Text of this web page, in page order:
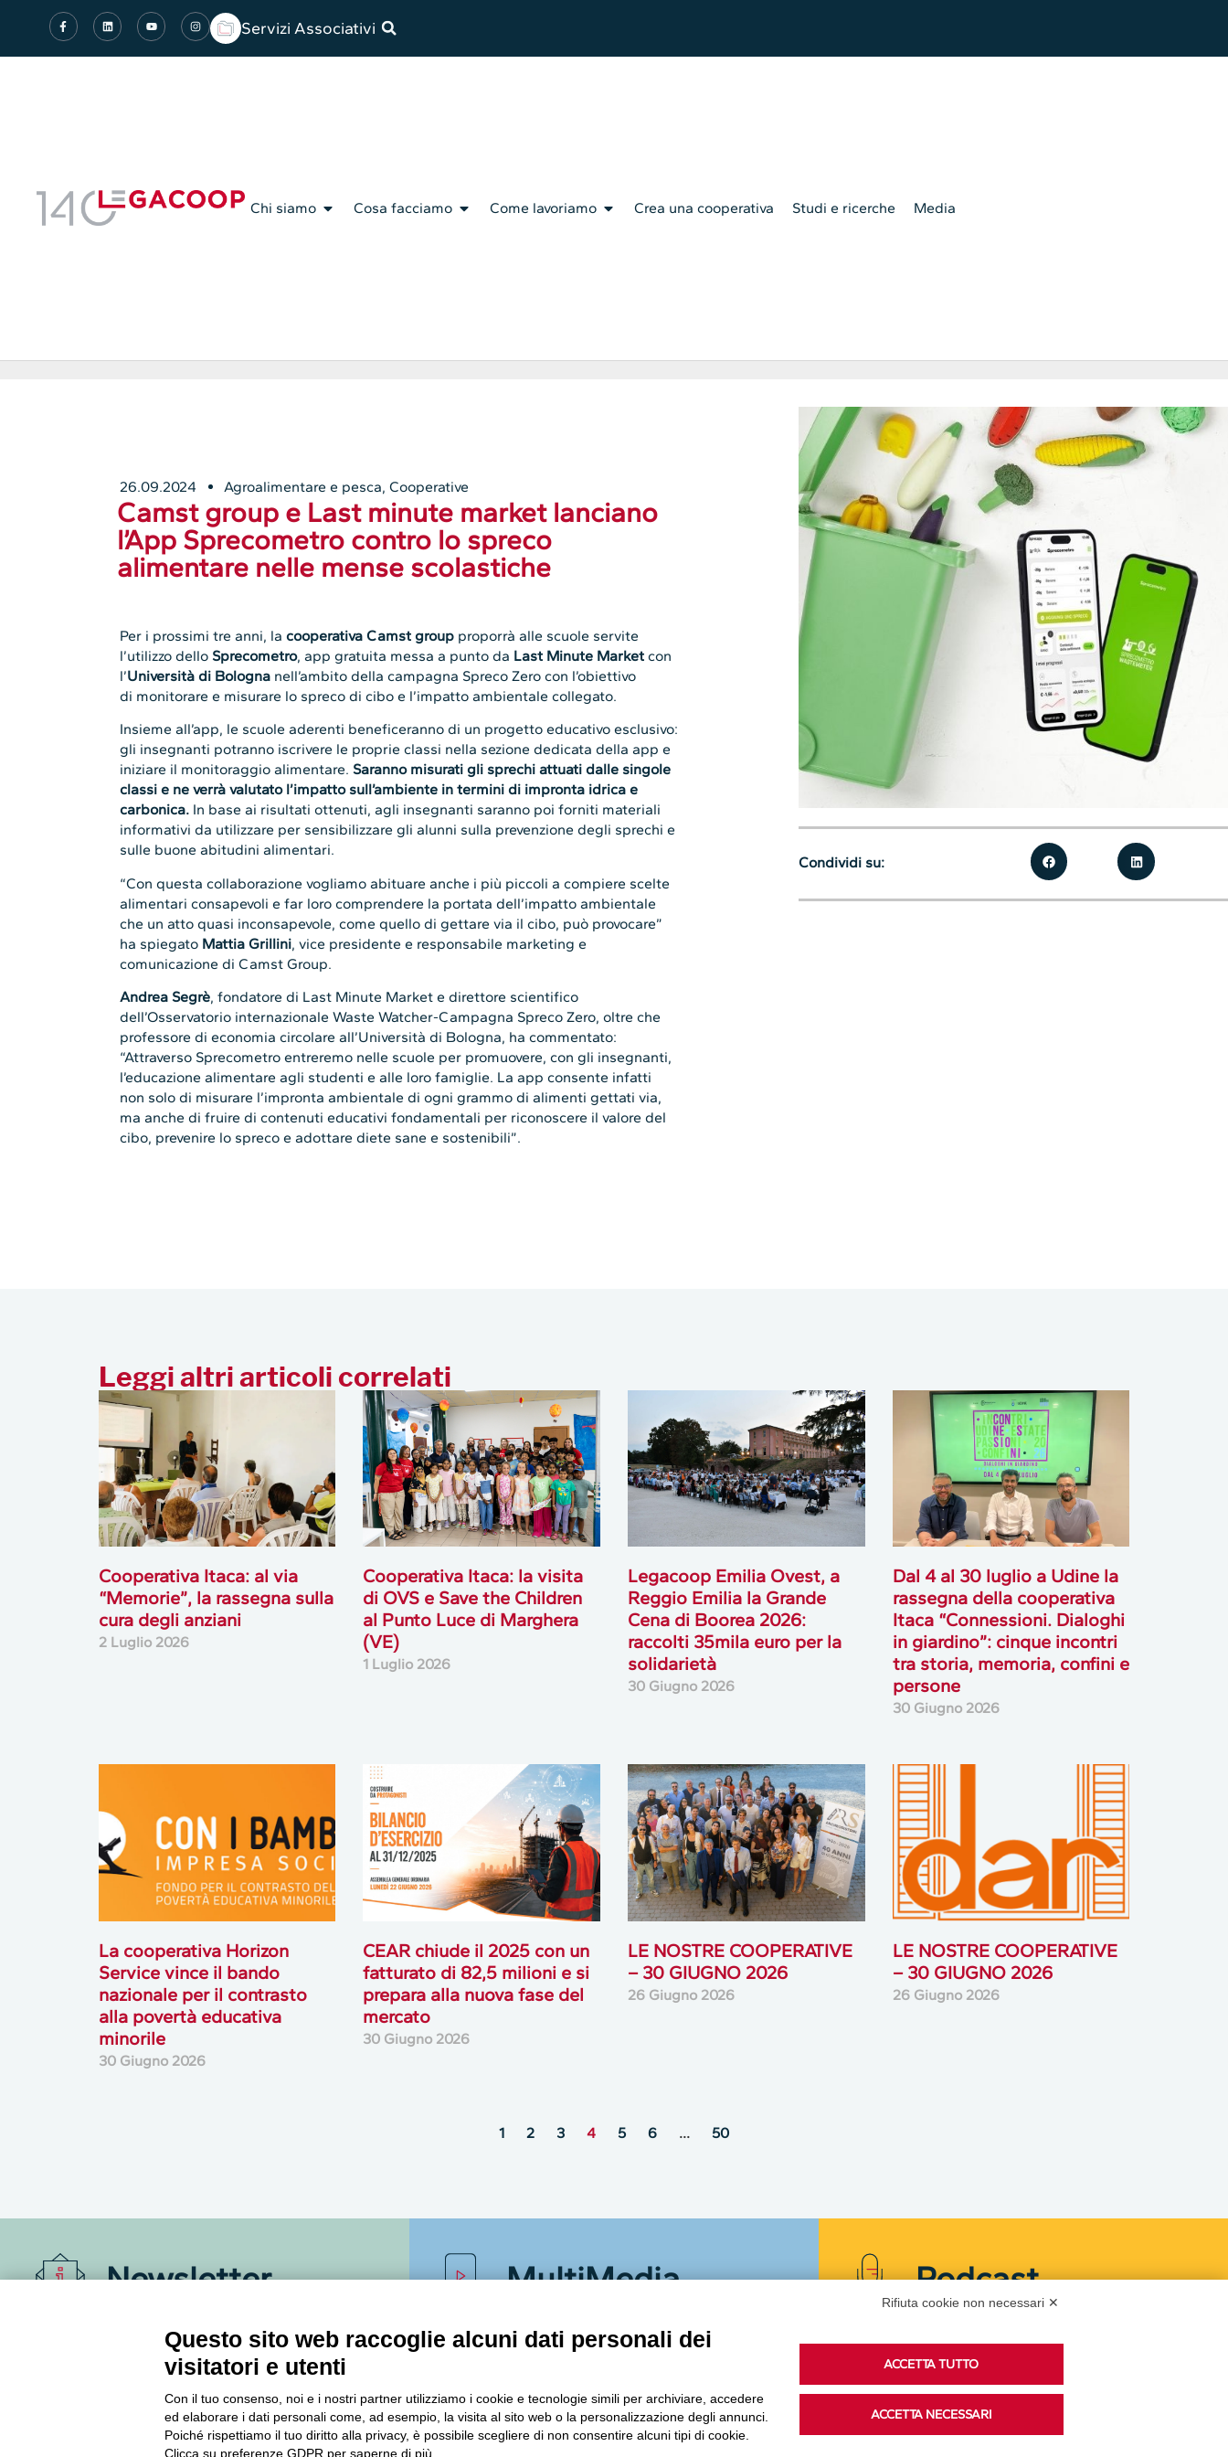
Servizi Associativi
Chi siamo Cosa facciamo Come lavoriamo Crea una cooperativa Studi e ricerche Media
26.09.2024 Agroalimentare e pesca,Cooperative
Camst group e Last minute market lanciano
l’App Sprecometro contro lo spreco
alimentare nelle mense scolastiche
Per i prossimi tre anni, lacooperativa Camst group proporrà alle scuole servite
l’utilizzo dello Sprecometro, app gratuita messa a punto da Last Minute Marketcon
l’Università di Bologna nell’ambito della campagna Spreco Zero con l’obiettivo
di monitorare e misurare lo spreco di cibo e l’impatto ambientale collegato.
Insieme all’app, le scuole aderenti beneficeranno di un progetto educativo esclusivo:
gli insegnanti potranno iscrivere le proprie classi nella sezione dedicata della app e
iniziare il monitoraggio alimentare. Saranno misurati gli sprechi attuati dalle singole
classi e ne verrà valutato l’impatto sull’ambiente in termini di impronta idrica e
carbonica. In base ai risultati ottenuti, agli insegnanti saranno poi forniti materiali
informativi da utilizzare per sensibilizzare gli alunni sulla prevenzione degli sprechi e
sulle buone abitudini alimentari.
“Con questa collaborazione vogliamo abituare anche i più piccoli a compiere scelte
alimentari consapevoli e far loro comprendere la portata dell’impatto ambientale
che un atto quasi inconsapevole, come quello di gettare via il cibo, può provocare”
ha spiegato Mattia Grillini, vice presidente e responsabile marketing e
comunicazione di Camst Group.
Andrea Segrè, fondatore di Last Minute Market e direttore scientifico
dell’Osservatorio internazionale Waste Watcher-Campagna Spreco Zero, oltre che
professore di economia circolare all’Università di Bologna, ha commentato:
“Attraverso Sprecometro entreremo nelle scuole per promuovere, con gli insegnanti,
l’educazione alimentare agli studenti e alle loro famiglie. La app consente infatti
non solo di misurare l’impronta ambientale di ogni grammo di alimenti gettati via,
ma anche di fruire di contenuti educativi fondamentali per riconoscere il valore del
cibo, prevenire lo spreco e adottare diete sane e sostenibili”.
Condividi su:
Leggi altri articoli correlati
Cooperativa Itaca: al via
“Memorie”, la rassegna sulla
cura degli anziani
2 Luglio 2026
Cooperativa Itaca: la visita
di OVS e Save the Children
al Punto Luce di Marghera
(VE)
1 Luglio 2026
Legacoop Emilia Ovest, a
Reggio Emilia la Grande
Cena di Boorea 2026:
raccolti 35mila euro per la
solidarietà
30 Giugno 2026
Dal 4 al 30 luglio a Udine la
rassegna della cooperativa
Itaca “Connessioni. Dialoghi
in giardino”: cinque incontri
tra storia, memoria, confini e
persone
30 Giugno 2026
La cooperativa Horizon
Service vince il bando
nazionale per il contrasto
alla povertà educativa
minorile
30 Giugno 2026
CEAR chiude il 2025 con un
fatturato di 82,5 milioni e si
prepara alla nuova fase del
mercato
30 Giugno 2026
LE NOSTRE COOPERATIVE
– 30 GIUGNO 2026
26 Giugno 2026
LE NOSTRE COOPERATIVE
– 30 GIUGNO 2026
26 Giugno 2026
1 2 3 4 5 6 … 50
Newsletter
Accedi o iscriviti alla nostra Newsletter Legacoop
Informazioni per restare sempre aggiornati sul
mondo della cooperazione.
MultiMedia Podcast
Ascolta i podcast di approfondimento di Legacoop
Rifiuta cookie non necessari ✕
Questo sito web raccoglie alcuni dati personali dei
visitatori e utenti
Con il tuo consenso, noi e i nostri partner utilizziamo i cookie e tecnologie simili per archiviare, accedere
ed elaborare i dati personali come, ad esempio, la visita al sito web o la personalizzazione degli annunci.
Poiché rispettiamo il tuo diritto alla privacy, è possibile scegliere di non consentire alcuni tipi di cookie.
Clicca su preferenze GDPR per saperne di più.
ACCETTA TUTTO
ACCETTA NECESSARI